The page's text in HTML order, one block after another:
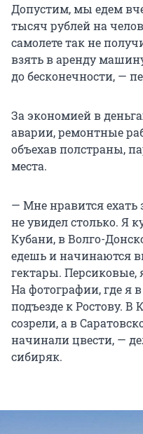
Допустим, мы едем
тысяч рублей на
самолете так не
взять в аренду
до бесконечности, —
За экономией в
аварии, ремонтные
объехав полстраны,
места.
— Мне нравится ехать
не увидел столько. Я
Кубани, в Волго-
едешь и начинаются
гектары. Персиковые,
На фотографии, где я
подъезде к Ростову. В
созрели, а в
начинали цвести, —
сибиряк.